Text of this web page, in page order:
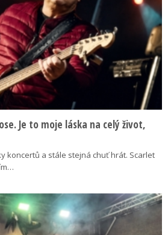
Je to moje láska na celý život,
koncertů a stále stejná chuť hrát. Scarlet